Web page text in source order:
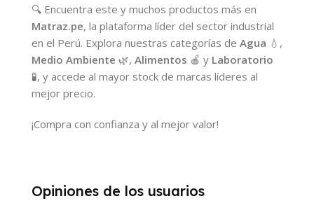
🔍 Encuentra este y muchos productos más en
Matraz.pe, la plataforma líder del sector industrial
en el Perú. Explora nuestras categorías de Agua 💧,
Medio Ambiente 🌿, Alimentos 🍎 y Laboratorio
🧪, y accede al mayor stock de marcas líderes al
mejor precio.
¡Compra con confianza y al mejor valor!
Opiniones de los usuarios